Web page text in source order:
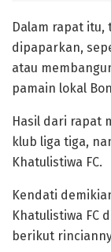
Dalam rapat
dipaparkan,
atau
pamain lokal
Hasil dari rapat
klub liga tiga,
Khatulistiwa FC.
Kendati
Khatulistiwa FC
berikut